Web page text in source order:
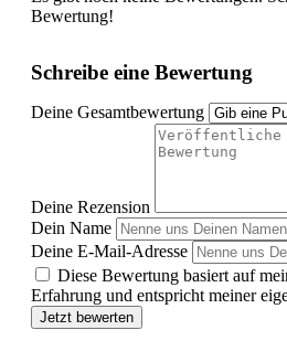
Bewertung!
Schreibe eine Bewertung
Deine Gesamtbewertung
Deine Rezension
Dein Name
Deine E-Mail-Adresse
Diese Bewertung basiert auf
Erfahrung und entspricht meiner
Jetzt bewerten